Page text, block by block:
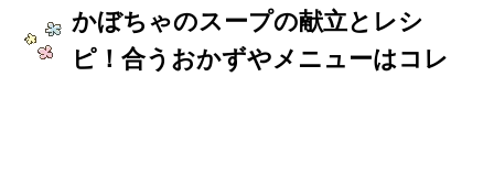
かぼちゃのスープの献立とレシ
ピ！合うおかずやメニューはコレ